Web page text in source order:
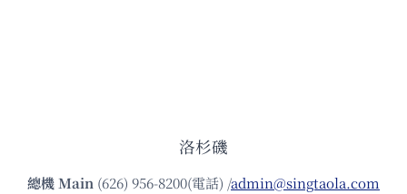
洛杉磯
總機Main (626) 956-8200(電話) /admin@singtaola.com